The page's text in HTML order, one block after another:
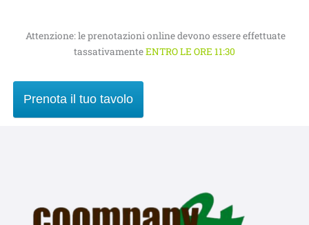
Attenzione: le prenotazioni online devono essere effettuate
tassativamenteENTRO LE ORE 11:30
Prenota il tuo tavolo